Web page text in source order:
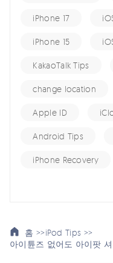
iPhone 17
iPhone 15
KakaoTalk Tips
change location
Apple ID
Android Tips
iPhone Recovery
홈 >>iPod Tips >>
아이튠즈 없어도 아이팟